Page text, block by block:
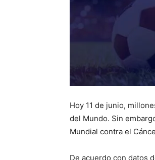
Hoy 11 de junio,
del Mundo. Sin
Mundial contra el
De acuerdo con datos